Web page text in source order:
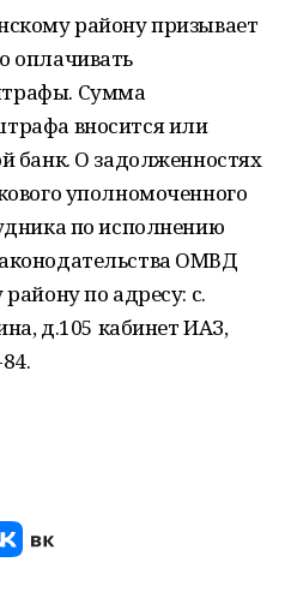
району призывает
оплачивать
Сумма
вносится или
банк. О задолженностях
уполномоченного
по исполнению
ОМВД
по адресу: с.
д.105 кабинет ИАЗ,